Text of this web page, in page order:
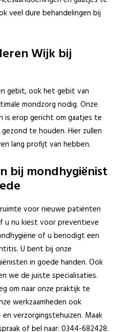
veel dure behandelingen bij
Wijk bij
gebit, ook het gebit van
mondzorg nodig. Onze
is erop gericht om gaatjes te
te houden. Hier zullen
lang profijt van hebben.
bij mondhygiënist
voor nieuwe patiënten
u nu kiest voor preventieve
of u benodigt een
U bent bij onze
in goede handen. Ook
we de juiste specialisaties.
om naar onze praktijk te
werkzaamheden ook
verzorgingstehuizen. Maak
of bel naar: 0344-682428.